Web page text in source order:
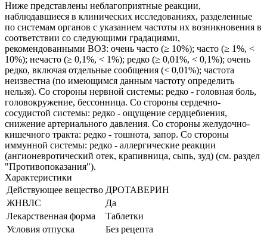
Ниже представлены неблагоприятные реакции,
наблюдавшиеся в клинических исследованиях, разделенные
по системам органов с указанием частоты их возникновения в
соответствии со следующими градациями,
рекомендованными ВОЗ: очень часто (≥ 10%); часто (≥ 1%, <
10%); нечасто (≥ 0,1%, < 1%); редко (≥ 0,01%, < 0,1%); очень
редко, включая отдельные сообщения (< 0,01%); частота
неизвестна (по имеющимся данным частоту определить
нельзя). Со стороны нервной системы: редко - головная боль,
головокружение, бессонница. Со стороны сердечно-
сосудистой системы: редко - ощущение сердцебиения,
снижение артериального давления. Со стороны желудочно-
кишечного тракта: редко - тошнота, запор. Со стороны
иммунной системы: редко - аллергические реакции
(ангионевротический отек, крапивница, сыпь, зуд) (см. раздел
"Противопоказания").
Характеристики
Действующее вещество ДРОТАВЕРИН
ЖНВЛС
Да
Лекарственная форма
Таблетки
Условия отпуска
Без рецепта